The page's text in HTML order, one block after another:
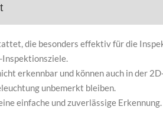
die besonders effektiv für die
erkennbar und können auch in der
unbemerkt bleiben.
einfache und zuverlässige Erkennung.